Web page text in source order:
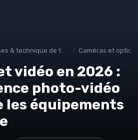
& technique de tournage Caméras et
vidéo en 2026 :
photo-vidéo
équipements